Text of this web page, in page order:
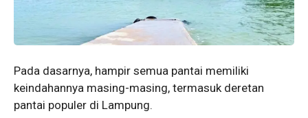
Pada dasarnya, hampir semua pantai memiliki
keindahannya masing-masing, termasuk deretan
pantai populer di Lampung.